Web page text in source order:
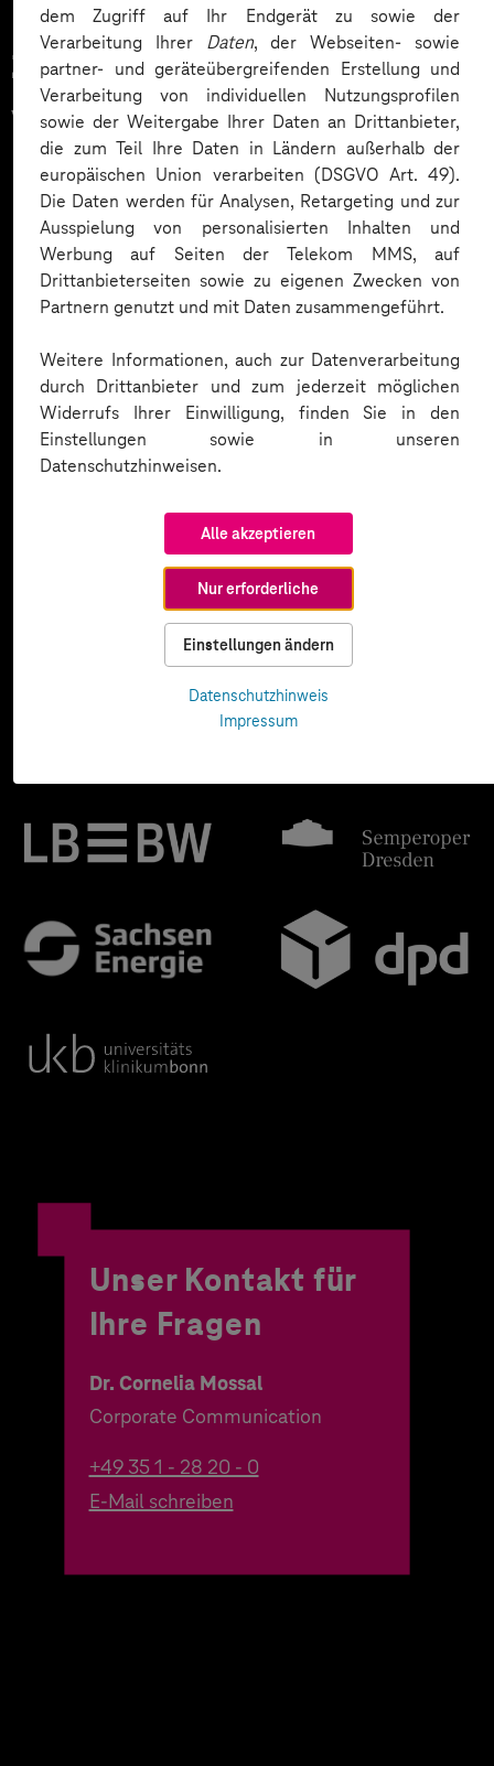
dem Zugriff auf Ihr Endgerät zu sowie der
Verarbeitung Ihrer Daten, der Webseiten- sowie
partner- und geräteübergreifenden Erstellung und
Verarbeitung von individuellen Nutzungsprofilen
sowie der Weitergabe Ihrer Daten an Drittanbieter,
die zum Teil Ihre Daten in Ländern außerhalb der
europäischen Union verarbeiten (DSGVO Art. 49).
Die Daten werden für Analysen, Retargeting und zur
Ausspielung von personalisierten Inhalten und
Werbung auf Seiten der Telekom MMS, auf
Drittanbieterseiten sowie zu eigenen Zwecken von
Partnern genutzt und mit Daten zusammengeführt.
Weitere Informationen, auch zur Datenverarbeitung
durch Drittanbieter und zum jederzeit möglichen
Widerrufs Ihrer Einwilligung, finden Sie in den
Einstellungen sowie in unseren
Datenschutzhinweisen.
Alle akzeptieren
Nur erforderliche
Einstellungen ändern
Datenschutzhinweis
Impressum
Zahlreiche Unternehmen
vertrauen auf unsere
Expertise. Hier eine Auswahl:
Unser Kontakt für
Ihre Fragen
Dr. Cornelia Mossal
Corporate Communication
+49 35 1 - 28 20 - 0
E-Mail schreiben